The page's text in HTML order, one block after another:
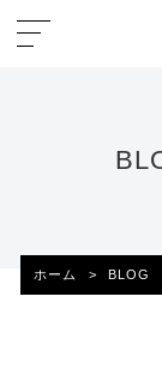
ホーム > BLOG